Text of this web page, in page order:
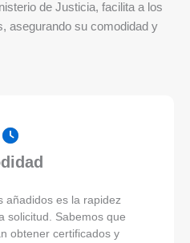
de Justicia, facilita a los
asegurando su comodidad y
añadidos es la rapidez
solicitud. Sabemos que
obtener certificados y